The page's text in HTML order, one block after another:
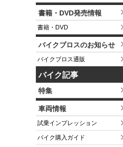
書籍・DVD発売情報
書籍・DVD
バイクブロスのお知らせ
バイクブロス通販
バイク記事
特集
車両情報
試乗インプレッション
バイク購入ガイド